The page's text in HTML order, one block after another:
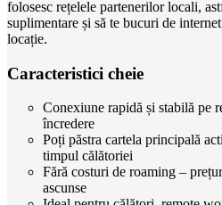
folosesc rețelele partenerilor locali,
suplimentare și să te bucuri de
locație.
Caracteristici cheie
Conexiune rapidă și stabilă pe
încredere
Poți păstra cartela principală
timpul călătoriei
Fără costuri de roaming –
ascunse